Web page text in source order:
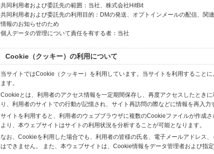
共同利用者および委託先の範囲：当社、株式会社HitBit
共同利用者および委託先の利用目的：DMの発送、オプトインメールの配信、関
情報のお知らせのため
個人データの管理について責任を有する者：当社
Cookie（クッキー）の利用について
当サイトではCookie（クッキー）を利用しています。当サイトを利用すること
ます。
Cookieとは、利用者のアクセス情報を一定期間保存し、再度アクセスしたとき
り、利用者のサイトでの行動が記憶され、サイト再訪問の際などに情報を再入力
サイトを利用すると、利用者のウェブブラウザに複数のCookieファイルが作成
より、本ウェブサイトはサイトの利用状況を分析することが可能となります。
なお、Cookieを利用した場合でも、利用者の皆様の氏名、電子メールアドレス
はできません。 また、本ウェブサイトは、Cookie情報をデータ管理者および指